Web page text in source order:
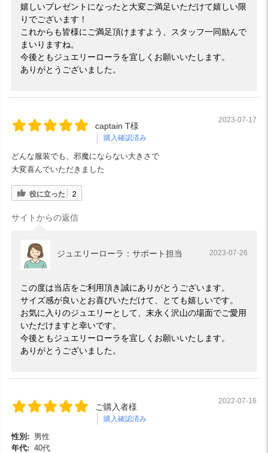
嬉しいプレゼントになったと大変ご満足いただけて嬉しい限
りでございます！
これからも皆様にご満足頂けますよう、スタッフ一同励んで
まいりますね。
今後ともジュエリーローラを宜しくお願いいたします。
ありがとうございました。
captain T様
購入確認済み
2023-07-17
どんな服装でも、邪魔にならない大きさで
大変喜んでいただきました
役に立った 2
サイトからの返信
ジュエリーローラ：サポート担当 2023-07-26
この度は当店をご利用頂き誠にありがとうございます。
サイズ感が良いとお喜びいただけて、とても嬉しいです。
お気に入りのジュエリーとして、末永く沢山の場面でご愛用
いただけますと幸いです。
今後ともジュエリーローラを宜しくお願いいたします。
ありがとうございました。
ご購入者様
購入確認済み
2022-07-16
性別:
男性
年代: 40代